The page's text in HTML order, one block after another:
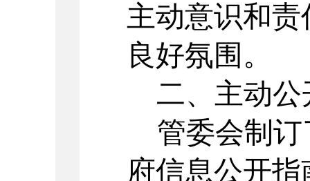
主动意识和
良好氛围。
二、主动
管委会制
府信息公开